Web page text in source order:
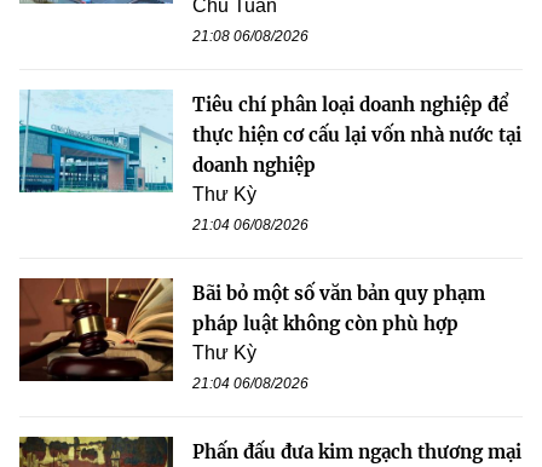
Chu Tuấn
21:08 06/08/2026
Tiêu chí phân loại doanh nghiệp để
thực hiện cơ cấu lại vốn nhà nước tại
doanh nghiệp
Thư Kỳ
21:04 06/08/2026
Bãi bỏ một số văn bản quy phạm
pháp luật không còn phù hợp
Thư Kỳ
21:04 06/08/2026
Phấn đấu đưa kim ngạch thương mại